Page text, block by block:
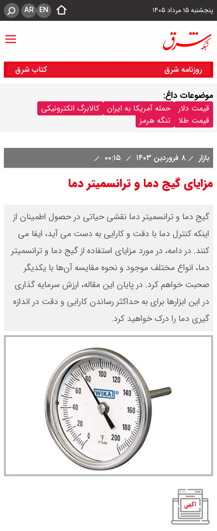
پنجشنبه ۱۵ مرداد ۱۴۰۵ EN
AR
روزنامه شرق کتاب شرق
موضوعات داغ:
قیمت دلار حمله آمریکا به ایران
کالابرگ الکترونیکی
قیمت طلا
تنگه هرمز
بازار ۸ فروردین ۱۴۰۳
مزایای گیج دما و ترانسمیتر دما
گیج دما و ترانسمیتر دما نقشی حیاتی در حصول اطمینان از
اینکه کنترل دما با دقت و کارایی به دست می آید، ایفا می
کنند. در دامه، در مورد مزایای استفاده از گیج دما و ترانسمیتر
دما، انواع مختلف موجود و نحوه مقایسه آن‌ها با یکدیگر
صحبت خواهم کرد. در پایان این مقاله، ارزش سرمایه گذاری
در این ابزارها برای به حداکثر رساندن کارایی و دقت در اندازه
گیری دما را درک خواهید کرد.